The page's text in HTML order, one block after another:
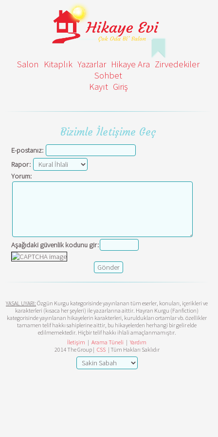
Salon Kitaplık Yazarlar Hikaye Ara Zirvedekiler
Sohbet
Kayıt Giriş
Bizimle İletişime Geç
E-postanız:
Rapor:
Yorum:
Aşağıdaki güvenlik kodunu gir:
YASAL UYARI: Özgün Kurgu kategorisinde yayınlanan tüm eserler, konuları, içerikleri ve
karakterleri (kısaca her şeyleri) ile yazarlarına aittir. Hayran Kurgu (Fanfiction)
kategorisinde yayınlanan hikayelerin karakterleri, kuruldukları ortamlar vb. özellikler
tamamen telif hakkı sahiplerine aittir, bu hikayelerden herhangi bir gelir elde
edilmemektedir. Hiçbir telif hakkı ihlali amaçlanmamıştır.
İletişim | Arama Tüneli | Yardım
2014 The Group | CSS | Tüm Hakları Saklıdır